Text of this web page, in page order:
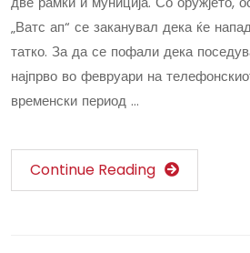
„Ватс ап“ се заканувал дека ќе
татко. За да се пофали дека
најпрво во февруари на
временски период …
Continue Reading